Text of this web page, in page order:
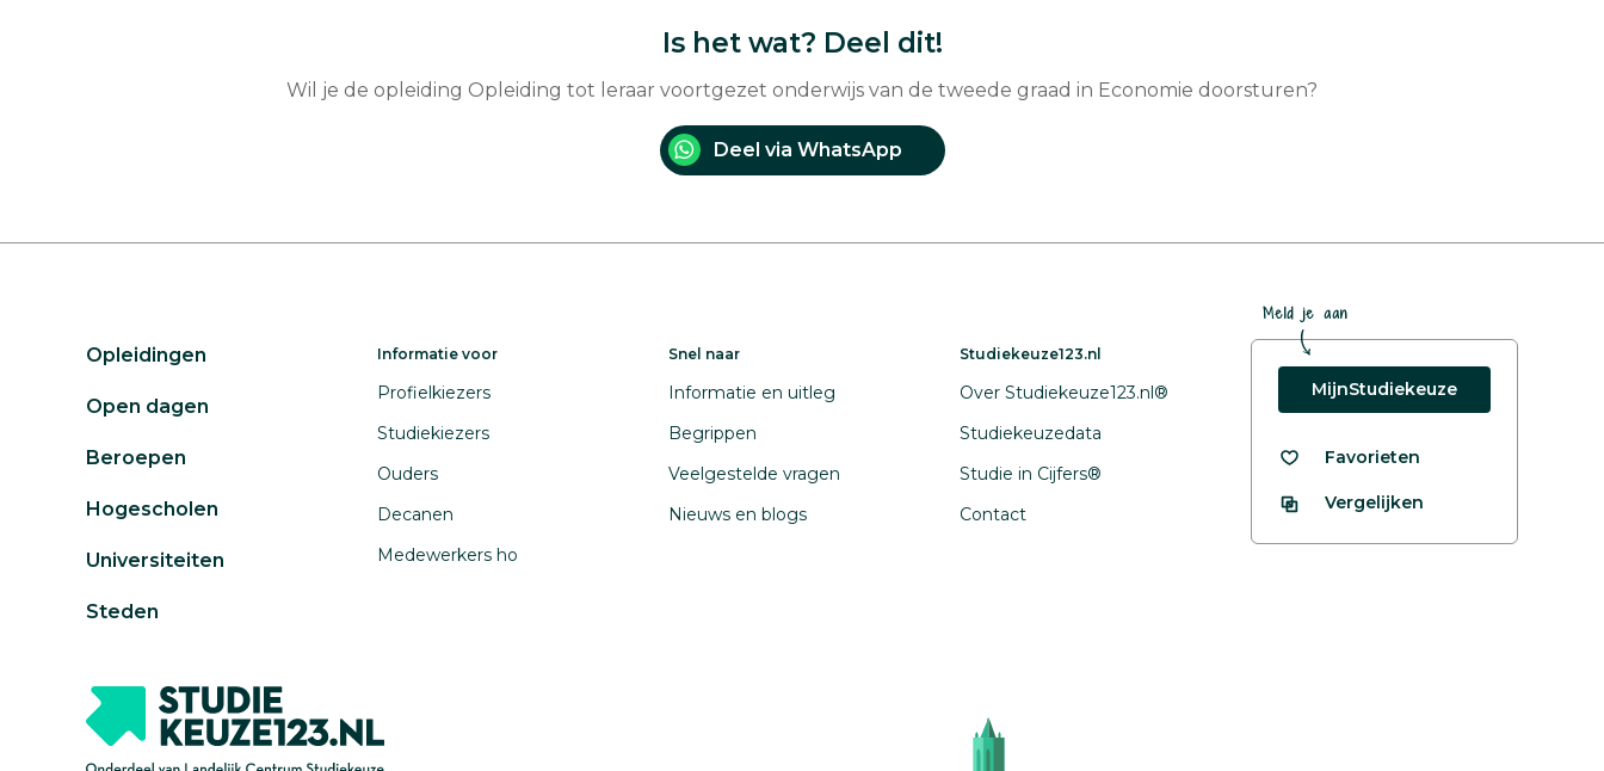
Is het wat? Deel dit!
Wil je de opleiding Opleiding tot leraar voortgezet onderwijs van de tweede graad in Economie doorsturen?
Deel via WhatsApp
Opleidingen
Open dagen
Beroepen
Hogescholen
Universiteiten
Steden
Informatie voor
Profielkiezers
Studiekiezers
Ouders
Decanen
Medewerkers ho
Snel naar
Informatie en uitleg
Begrippen
Veelgestelde vragen
Nieuws en blogs
Studiekeuze123.nl
Over Studiekeuze123.nl®
Studiekeuzedata
Studie in Cijfers®
Contact
Meld je aan
MijnStudiekeuze
Favorieten
Vergelijken